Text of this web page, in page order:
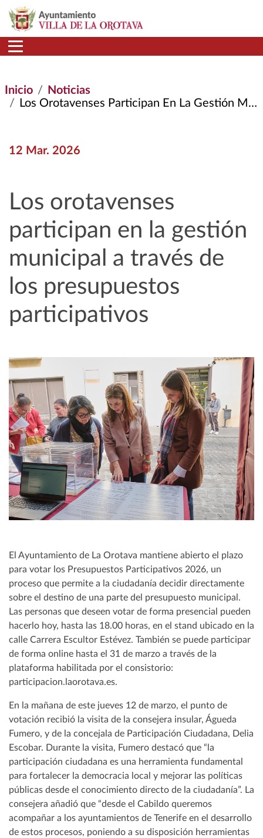
Pasar al contenido principal
Inicio
Noticias
Los Orotavenses Participan En La Gestión Municipal A Través de Los Presupuestos Participativos
12 Mar. 2026
Los orotavenses
participan en la gestión
municipal a través de
los presupuestos
participativos
El Ayuntamiento de La Orotava mantiene abierto el plazo
para votar los Presupuestos Participativos 2026, un
proceso que permite a la ciudadanía decidir directamente
sobre el destino de una parte del presupuesto municipal.
Las personas que deseen votar de forma presencial pueden
hacerlo hoy, hasta las 18.00 horas, en el stand ubicado en la
calle Carrera Escultor Estévez. También se puede participar
de forma online hasta el 31 de marzo a través de la
plataforma habilitada por el consistorio:
participacion.laorotava.es.
En la mañana de este jueves 12 de marzo, el punto de
votación recibió la visita de la consejera insular, Águeda
Fumero, y de la concejala de Participación Ciudadana, Delia
Escobar. Durante la visita, Fumero destacó que “la
participación ciudadana es una herramienta fundamental
para fortalecer la democracia local y mejorar las políticas
públicas desde el conocimiento directo de la ciudadanía”. La
consejera añadió que “desde el Cabildo queremos
acompañar a los ayuntamientos de Tenerife en el desarrollo
de estos procesos, poniendo a su disposición herramientas